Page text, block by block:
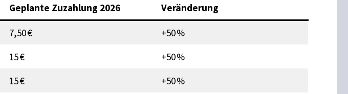
Geplante Zuzahlung 2026 Veränderung
7,50 €
+50 %
15 €
+50 %
15 €
+50 %